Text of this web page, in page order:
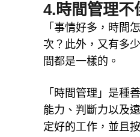
4.時間管理不
「事情好多，時間
次？此外，又有多
間都是一樣的。
「時間管理」是種
能力、判斷力以及
定好的工作，並且